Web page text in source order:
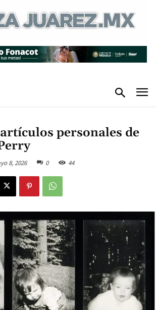
personales de
8, 2026 0 44